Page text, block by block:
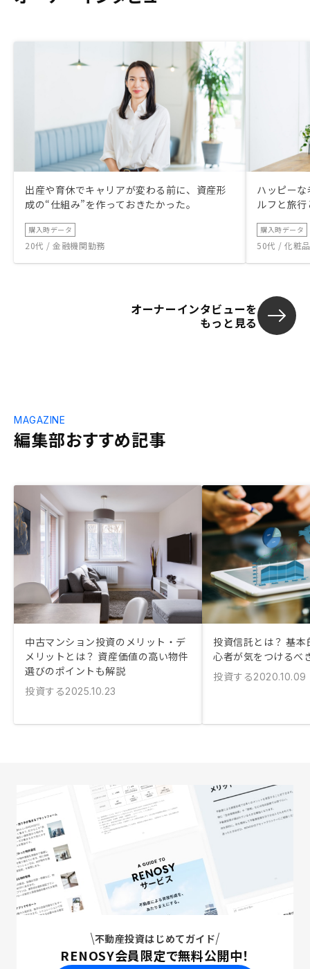
出産や育休でキャリアが変わる前に、資産形
成の“仕組み”を作っておきたかった。
購入時データ
20代 / 金融機関勤務
ハッピー
ルフと旅
購入時データ
50代 / 化粧
オーナーインタビューを
もっと見る
編集部おすすめ記事
MAGAZINE
中古マンション投資のメリット・デ
メリットとは？ 資産価値の高い物件
選びのポイントも解説
投資する2025.10.23
投資信託とは？ 基
心者が気をつけるべ
投資する2020.10.09
不動産投資はじめてガイド
RENOSY会員限定で無料公開中！